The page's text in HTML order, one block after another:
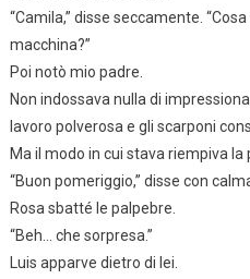
“Camila,” disse seccamente.
macchina?”
Poi notò mio padre.
Non indossava nulla di
lavoro polverosa e gli scarponi
Ma il modo in cui stava riempiva la
“Buon pomeriggio,” disse con
Rosa sbatté le palpebre.
“Beh… che sorpresa.”
Luis apparve dietro di lei.